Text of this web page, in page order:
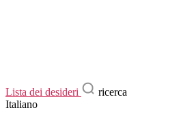
Lista dei desideri
ricerca
Italiano